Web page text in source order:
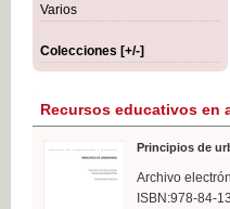
Varios
Colecciones [+/-]
Recursos educativos en
Principios de
Archivo
ISBN:978-84-